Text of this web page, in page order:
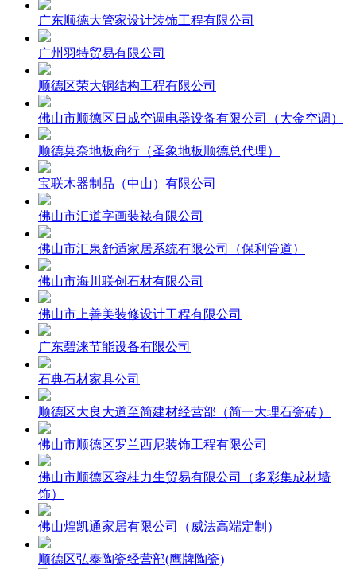
广东顺德大管家设计装饰工程有限公司
广州羽特贸易有限公司
顺德区荣大钢结构工程有限公司
佛山市顺德区日成空调电器设备有限公司（大金空调）
顺德莫奈地板商行（圣象地板顺德总代理）
宝联木器制品（中山）有限公司
佛山市汇道字画装裱有限公司
佛山市汇泉舒适家居系统有限公司（保利管道）
佛山市海川联创石材有限公司
佛山市上善美装修设计工程有限公司
广东碧涞节能设备有限公司
石典石材家具公司
顺德区大良大道至简建材经营部（简一大理石瓷砖）
佛山市顺德区罗兰西尼装饰工程有限公司
佛山市顺德区容桂力生贸易有限公司（多彩集成材墙
饰）
佛山煌凯通家居有限公司（威法高端定制）
顺德区弘泰陶瓷经营部(鹰牌陶瓷)